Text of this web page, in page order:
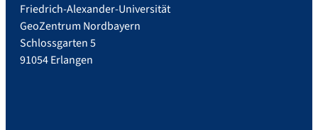
Friedrich-Alexander-Universität
GeoZentrum Nordbayern
Schlossgarten 5
91054 Erlangen